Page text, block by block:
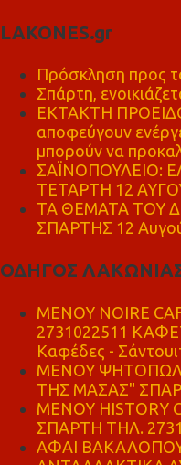
LAKONES.gr
Πρόσκληση προς
Σπάρτη,
ΕΚΤΑΚΤΗ
αποφεύγουν
μπορούν να
ΣΑΪΝΟΠΟΥΛΕΙΟ:
ΤΕΤΑΡΤΗ 12
ΤΑ ΘΕΜΑΤΑ ΤΟΥ
ΣΠΑΡΤΗΣ 12
ΟΔΗΓΟΣ
MENOY NOIRE
2731022511
Καφέδες -
ΜΕΝΟΥ
ΤΗΣ ΜΑΣΑΣ"
ΜΕΝΟΥ HISTORY
ΣΠΑΡΤΗ ΤΗΛ.
ΑΦΑΙ